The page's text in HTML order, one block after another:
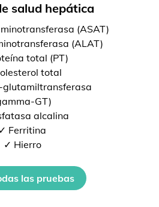
salud hepática
(ASAT)
(ALAT)
total (PT)
total
glutamiltransferasa
GT)
alcalina
✓ Ferritina
✓ Hierro
las pruebas